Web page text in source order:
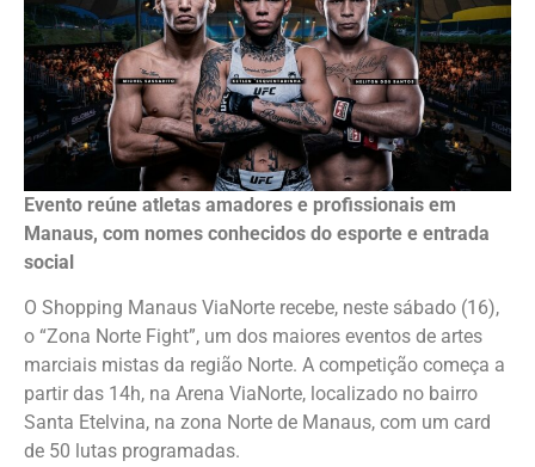
Evento reúne atletas amadores e profissionais em
Manaus, com nomes conhecidos do esporte e entrada
social
O Shopping Manaus ViaNorte recebe, neste sábado (16),
o “Zona Norte Fight”, um dos maiores eventos de artes
marciais mistas da região Norte. A competição começa a
partir das 14h, na Arena ViaNorte, localizado no bairro
Santa Etelvina, na zona Norte de Manaus, com um card
de 50 lutas programadas.